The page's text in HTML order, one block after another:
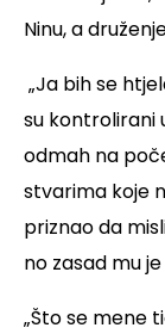
Ninu, a
„Ja bih se
su kontrolirani
odmah na
stvarima koje
priznao da
no zasad mu
„Što se mene